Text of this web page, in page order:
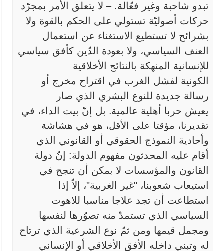
تبدو شاحبة وغير فعّالة. – لا يتعلق الأمر بمجرّد
حركات أصوليّة تستولي على
الحكم بالقوة ولا
بشرائح لا تستطيع الاستغناء عن استعمال
العنف السياسي، ولا بعودة الدّين كأفق سياسي
للإنسانية المنهكة بالنتائج الأخلاقية
الكونية لفشل الغرب في اقتراح مخرج أو
رسالة جديدة للنوع البشري الذي صار
يعيش حربا أهلية عالمية. بل إنّ بيت الداء، في
تقديرنا، مؤقتا على الأقل، هو في هشاشة
وأحادية النموذج الحقوقي أو القانوني الذي
أقام عليه المحدثون مفهوم
الدولة: إنّ دولة
القانون والمؤسسات لا يمكن أن تنجح في
استيعاب شعوبنا، "غير الغربية"، إلاّ إذا
استطاعت أن تجد علاجا مناسبا للاهوت
السياسي الذي تستمدّ منه تصوّرها لنفسها
ومجمل قيمها ومن ثمّ نوع الشرعية الذي ترتاح
له وتبني داخله الأفق الأخلاقي أو الإنساني